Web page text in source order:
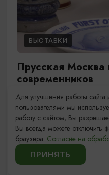
ВЫСТАВКИ
Прусская Москва
современников
01.01.2026 -
18:00 (касса - до
Калининград, ул.
1 ...
Для улучшения работы сайта
пользователями мы
работу с сайтом, Вы
Вы всегда можете отключить
браузера. Согласие на
ПРИНЯТЬ